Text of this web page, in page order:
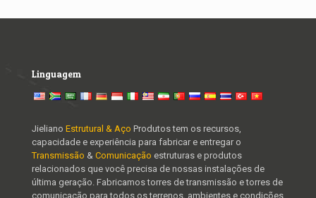
Linguagem
Jieliano Estrutural & Aço Produtos tem os recursos,
capacidade e experiência para fabricar e entregar o
Transmissão & Comunicação estruturas e produtos
relacionados que você precisa de nossas instalações de
última geração. Fabricamos torres de transmissão e torres de
comunicação para todos os terrenos, ambientes e condições